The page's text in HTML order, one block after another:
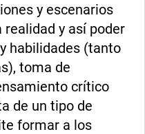
y escenarios
realidad y así poder
habilidades (tanto
toma de
crítico
de un tipo de
formar a los